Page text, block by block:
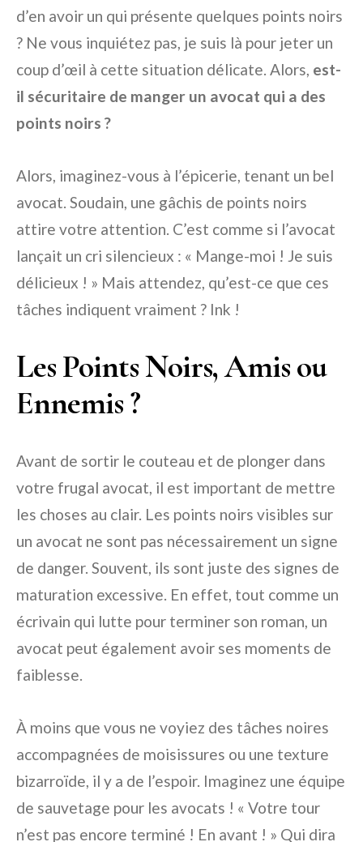
d’en avoir un qui présente quelques points noirs
? Ne vous inquiétez pas, je suis là pour jeter un
coup d’œil à cette situation délicate. Alors, est-
il sécuritaire de manger un avocat qui a des
points noirs ?
Alors, imaginez-vous à l’épicerie, tenant un bel
avocat. Soudain, une gâchis de points noirs
attire votre attention. C’est comme si l’avocat
lançait un cri silencieux : « Mange-moi ! Je suis
délicieux ! » Mais attendez, qu’est-ce que ces
tâches indiquent vraiment ? Ink !
Les Points Noirs, Amis ou
Ennemis ?
Avant de sortir le couteau et de plonger dans
votre frugal avocat, il est important de mettre
les choses au clair. Les points noirs visibles sur
un avocat ne sont pas nécessairement un signe
de danger. Souvent, ils sont juste des signes de
maturation excessive. En effet, tout comme un
écrivain qui lutte pour terminer son roman, un
avocat peut également avoir ses moments de
faiblesse.
À moins que vous ne voyiez des tâches noires
accompagnées de moisissures ou une texture
bizarroïde, il y a de l’espoir. Imaginez une équipe
de sauvetage pour les avocats ! « Votre tour
n’est pas encore terminé ! En avant ! » Qui dira